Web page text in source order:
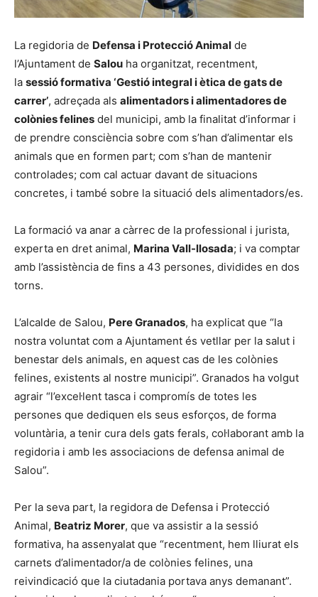
La regidoria de Defensa i Protecció Animal de
l’Ajuntament de Salou ha organitzat, recentment,
la sessió formativa ‘Gestió integral i ètica de gats de
carrer’, adreçada als alimentadors i alimentadores de
colònies felines del municipi, amb la finalitat d’informar i
de prendre consciència sobre com s’han d’alimentar els
animals que en formen part; com s’han de mantenir
controlades; com cal actuar davant de situacions
concretes, i també sobre la situació dels alimentadors/es.
La formació va anar a càrrec de la professional i jurista,
experta en dret animal, Marina Vall-llosada; i va comptar
amb l’assistència de fins a 43 persones, dividides en dos
torns.
L’alcalde de Salou, Pere Granados, ha explicat que “la
nostra voluntat com a Ajuntament és vetllar per la salut i
benestar dels animals, en aquest cas de les colònies
felines, existents al nostre municipi”. Granados ha volgut
agrair “l’excel·lent tasca i compromís de totes les
persones que dediquen els seus esforços, de forma
voluntària, a tenir cura dels gats ferals, col·laborant amb la
regidoria i amb les associacions de defensa animal de
Salou”.
Per la seva part, la regidora de Defensa i Protecció
Animal, Beatriz Morer, que va assistir a la sessió
formativa, ha assenyalat que “recentment, hem lliurat els
carnets d’alimentador/a de colònies felines, una
reivindicació que la ciutadania portava anys demanant”.